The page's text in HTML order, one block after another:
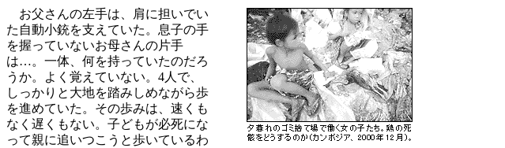
お父さんの左手は、肩に担いでい
た自動小銃を支えていた。息子の手
を握っていないお母さんの片手
は…。一体、何を持っていたのだろ
うか。よく覚えていない。4人で、
しっかりと大地を踏みしめながら歩
を進めていた。その歩みは、速くも
なく遅くもない。子どもが必死にな
って親に追いつこうと歩いているわ